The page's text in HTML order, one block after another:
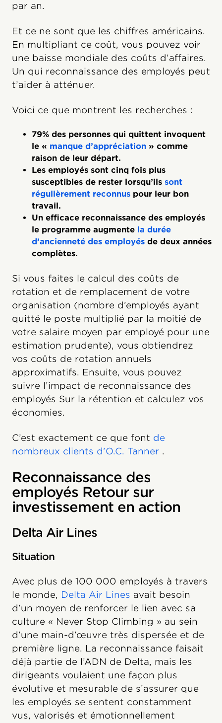
par an.
Et ce ne sont que les chiffres américains.
En multipliant ce coût, vous pouvez voir
une baisse mondiale des coûts d’affaires.
Un qui reconnaissance des employés peut
t’aider à atténuer.
Voici ce que montrent les recherches :
79% des personnes qui quittent invoquent
le « manque d’appréciation » comme
raison de leur départ.
Les employés sont cinq fois plus
susceptibles de rester lorsqu’ils sont
régulièrement reconnus pour leur bon
travail.
Un efficace reconnaissance des employés
le programme augmente la durée
d’ancienneté des employés de deux années
complètes.
Si vous faites le calcul des coûts de
rotation et de remplacement de votre
organisation (nombre d’employés ayant
quitté le poste multiplié par la moitié de
votre salaire moyen par employé pour une
estimation prudente), vous obtiendrez
vos coûts de rotation annuels
approximatifs. Ensuite, vous pouvez
suivre l’impact de reconnaissance des
employés Sur la rétention et calculez vos
économies.
C’est exactement ce que font de
nombreux clients d’O.C. Tanner .
Reconnaissance des
employés Retour sur
investissement en action
Delta Air Lines
Situation
Avec plus de 100 000 employés à travers
le monde, Delta Air Lines avait besoin
d’un moyen de renforcer le lien avec sa
culture « Never Stop Climbing » au sein
d’une main-d’œuvre très dispersée et de
première ligne. La reconnaissance faisait
déjà partie de l’ADN de Delta, mais les
dirigeants voulaient une façon plus
évolutive et mesurable de s’assurer que
les employés se sentent constamment
vus, valorisés et émotionnellement